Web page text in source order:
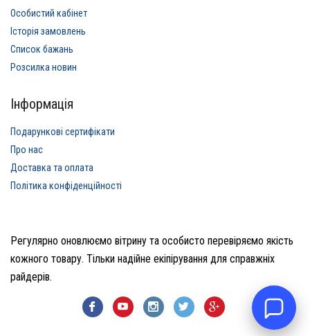
Особистий кабінет
Історія замовлень
Список бажань
Розсилка новин
Інформація
Подарункові сертифікати
Про нас
Доставка та оплата
Політика конфіденційності
Регулярно оновлюємо вітрину та особисто перевіряємо якість
кожного товару. Тільки надійне екіпірування для справжніх
райдерів.